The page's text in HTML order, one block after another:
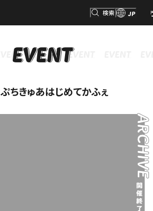
検索 JP
検索
RESERVATION
ぷちきゅあはじめてかふぇ